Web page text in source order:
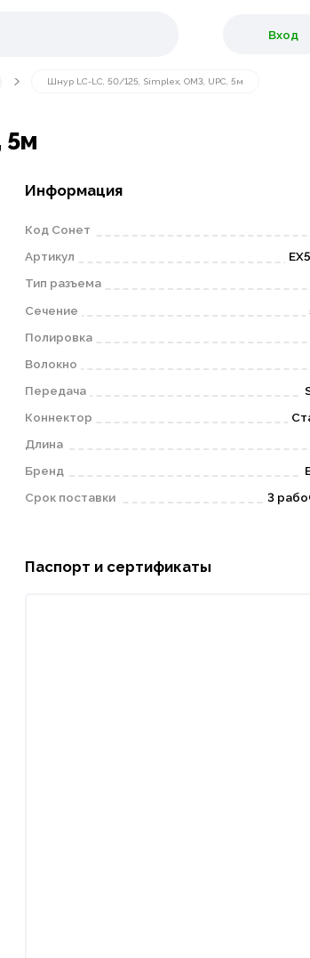
Вход
Шнур LC-LC, 50/125, Simplex, OM3, UPC, 5м
5м
Информация
Код Сонет
Артикул
Тип разъема
Сечение
Полировка
Волокно
Передача
Коннектор
Длина
Бренд
Срок поставки
3
Паспорт и сертификаты